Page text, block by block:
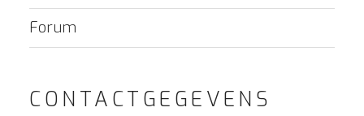
Forum
CONTACTGEGEVENS